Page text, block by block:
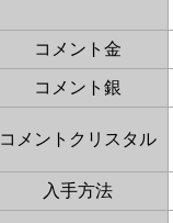
コメント金
コメント銀
コメントクリスタル
入手方法